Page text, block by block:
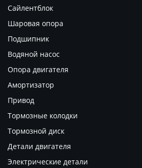
Сайлентблок
Шаровая опора
Подшипник
Водяной насос
Опора двигателя
Амортизатор
Привод
Тормозные колодки
Тормозной диск
Детали двигателя
Электрические детали